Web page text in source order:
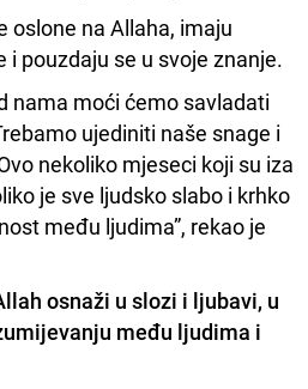
oslone na Allaha, imaju
i pouzdaju se u svoje znanje.
nama moći ćemo savladati
ujediniti naše snage i
nekoliko mjeseci koji su iza
je sve ljudsko slabo i krhko
među ljudima”, rekao je
osnaži u slozi i ljubavi, u
među ljudima i